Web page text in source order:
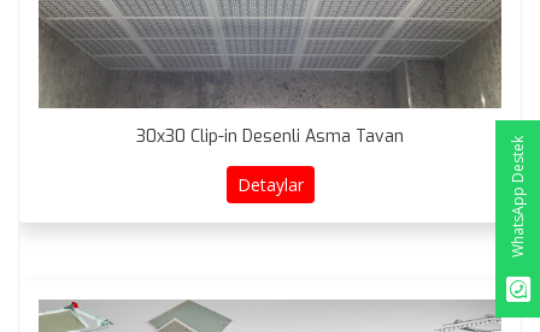
30x30 Clip-in Desenli Asma Tavan
Detaylar WhatsApp Destek